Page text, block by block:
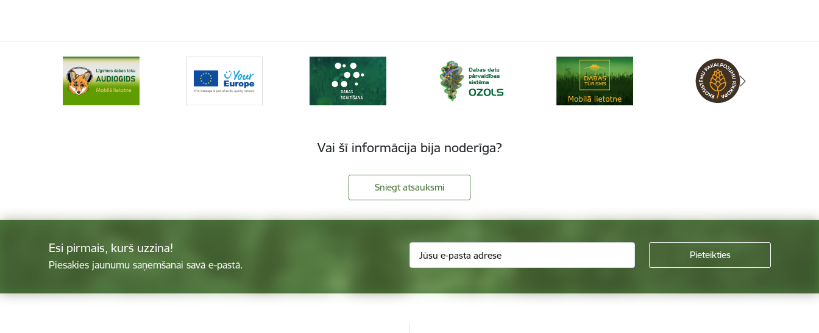
Vai šī informācija bija noderīga?
Sniegt atsauksmi
Esi pirmais, kurš uzzina!
Piesakies jaunumu saņemšanai savā e-pastā.